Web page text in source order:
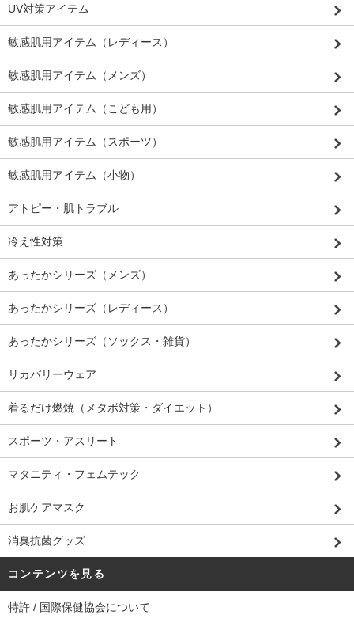
UV対策アイテム
敏感肌用アイテム（レディース）
敏感肌用アイテム（メンズ）
敏感肌用アイテム（こども用）
敏感肌用アイテム（スポーツ）
敏感肌用アイテム（小物）
アトピー・肌トラブル
冷え性対策
あったかシリーズ（メンズ）
あったかシリーズ（レディース）
あったかシリーズ（ソックス・雑貨）
リカバリーウェア
着るだけ燃焼（メタボ対策・ダイエット）
スポーツ・アスリート
マタニティ・フェムテック
お肌ケアマスク
消臭抗菌グッズ
コンテンツを見る
特許 / 国際保健協会について